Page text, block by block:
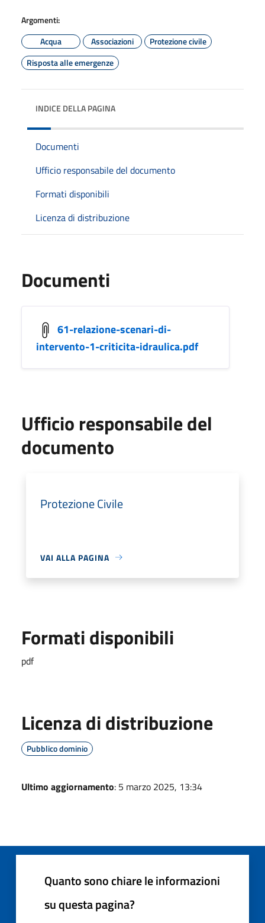
Argomenti:
Acqua
Associazioni
Protezione civile
Risposta alle emergenze
INDICE DELLA PAGINA
Documenti
Ufficio responsabile del documento
Formati disponibili
Licenza di distribuzione
Documenti
61-relazione-scenari-di-
intervento-1-criticita-idraulica.pdf
Ufficio responsabile del
documento
Protezione Civile
VAI ALLA PAGINA
Formati disponibili
pdf
Licenza di distribuzione
Pubblico dominio
Ultimo aggiornamento: 5 marzo 2025, 13:34
Quanto sono chiare le informazioni
su questa pagina?